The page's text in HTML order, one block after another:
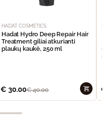
HADAT COSMETICS
Hadat Hydro Deep Repair Hair
Treatment giliai atkurianti
plaukų kaukė, 250 ml
€ 30.00€40.00 €